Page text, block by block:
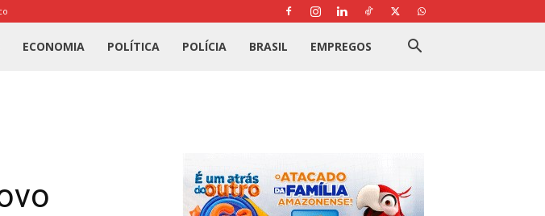
ECONOMIA POLÍTICA POLÍCIA BRASIL EMPREGOS